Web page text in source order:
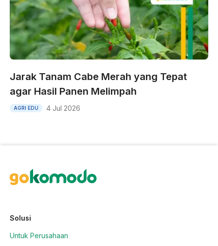
Jarak Tanam Cabe Merah yang Tepat
agar Hasil Panen Melimpah
AGRI EDU 4 Jul 2026
Solusi
Untuk Perusahaan